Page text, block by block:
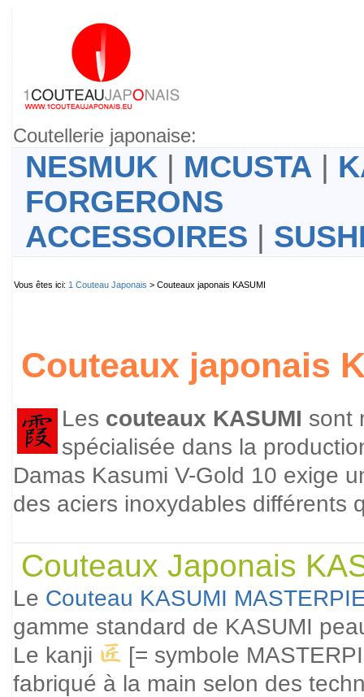
Coutellerie japonaise:
NESMUK MCUSTA
FORGERONS
ACCESSOIRES
Vous êtes ici: 1 Couteau Japonais > Couteaux japonais KASUMI
Couteaux japonais
Les couteaux KASUMI sont
spécialisée dans la
Damas Kasumi V-Gold 10 exige
des aciers inoxydables différents
Couteaux Japonais
Le Couteau KASUMI
gamme standard de KASUMI
Le kanji
[= symbole
fabriqué à la main selon des